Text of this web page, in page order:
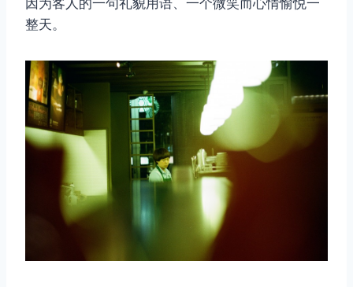
因为客人的一句礼貌用语、一个微笑而心情愉悦一
整天。